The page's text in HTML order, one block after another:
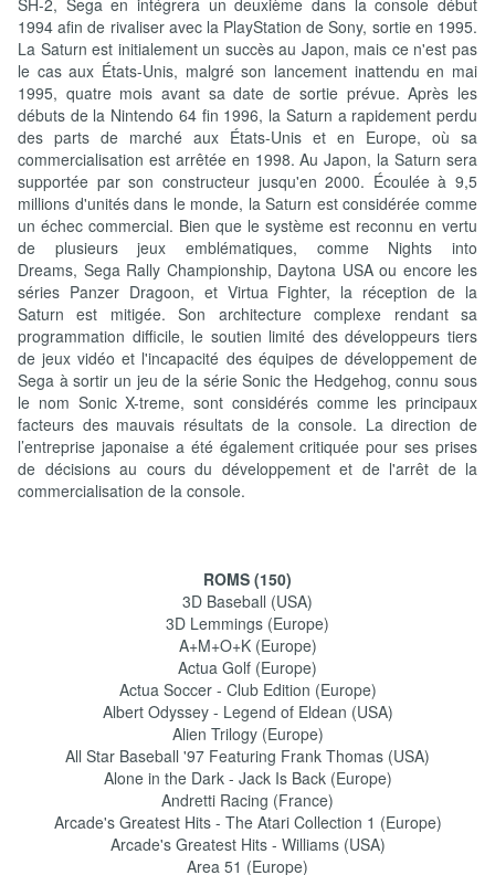
SH-2, Sega en intégrera un deuxième dans la console début
1994 afin de rivaliser avec la PlayStation de Sony, sortie en 1995.
La Saturn est initialement un succès au Japon, mais ce n'est pas
le cas aux États-Unis, malgré son lancement inattendu en mai
1995, quatre mois avant sa date de sortie prévue. Après les
débuts de la Nintendo 64 fin 1996, la Saturn a rapidement perdu
des parts de marché aux États-Unis et en Europe, où sa
commercialisation est arrêtée en 1998. Au Japon, la Saturn sera
supportée par son constructeur jusqu'en 2000. Écoulée à 9,5
millions d'unités dans le monde, la Saturn est considérée comme
un échec commercial. Bien que le système est reconnu en vertu
de plusieurs jeux emblématiques, comme Nights into
Dreams, Sega Rally Championship, Daytona USA ou encore les
séries Panzer Dragoon, et Virtua Fighter, la réception de la
Saturn est mitigée. Son architecture complexe rendant sa
programmation difficile, le soutien limité des développeurs tiers
de jeux vidéo et l'incapacité des équipes de développement de
Sega à sortir un jeu de la série Sonic the Hedgehog, connu sous
le nom Sonic X-treme, sont considérés comme les principaux
facteurs des mauvais résultats de la console. La direction de
l’entreprise japonaise a été également critiquée pour ses prises
de décisions au cours du développement et de l'arrêt de la
commercialisation de la console.
ROMS (150)
3D Baseball (USA)
3D Lemmings (Europe)
A+M+O+K (Europe)
Actua Golf (Europe)
Actua Soccer - Club Edition (Europe)
Albert Odyssey - Legend of Eldean (USA)
Alien Trilogy (Europe)
All Star Baseball '97 Featuring Frank Thomas (USA)
Alone in the Dark - Jack Is Back (Europe)
Andretti Racing (France)
Arcade's Greatest Hits - The Atari Collection 1 (Europe)
Arcade's Greatest Hits - Williams (USA)
Area 51 (Europe)